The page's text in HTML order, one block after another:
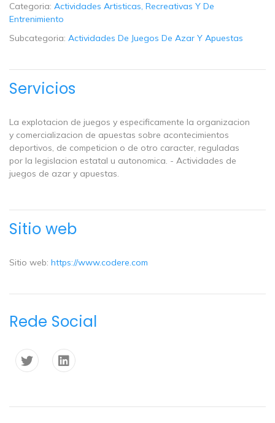
Categoria: Actividades Artisticas, Recreativas Y De
Entrenimiento
Subcategoria: Actividades De Juegos De Azar Y Apuestas
Servicios
La explotacion de juegos y especificamente la organizacion
y comercializacion de apuestas sobre acontecimientos
deportivos, de competicion o de otro caracter, reguladas
por la legislacion estatal u autonomica. - Actividades de
juegos de azar y apuestas.
Sitio web
Sitio web: https://www.codere.com
Rede Social